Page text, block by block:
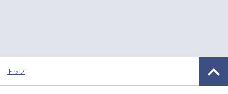
トップ